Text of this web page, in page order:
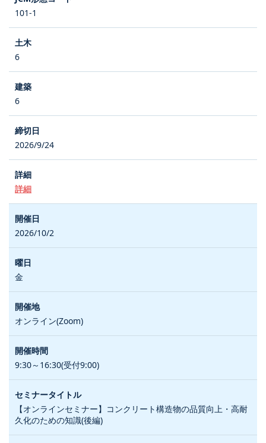
101-1
6
6
2026/9/24
詳細
2026/10/2
金
オンライン(Zoom)
9:30～16:30(受付9:00)
【オンラインセミナー】コンクリート構造物の品質向上・高耐
久化のための知識(後編)